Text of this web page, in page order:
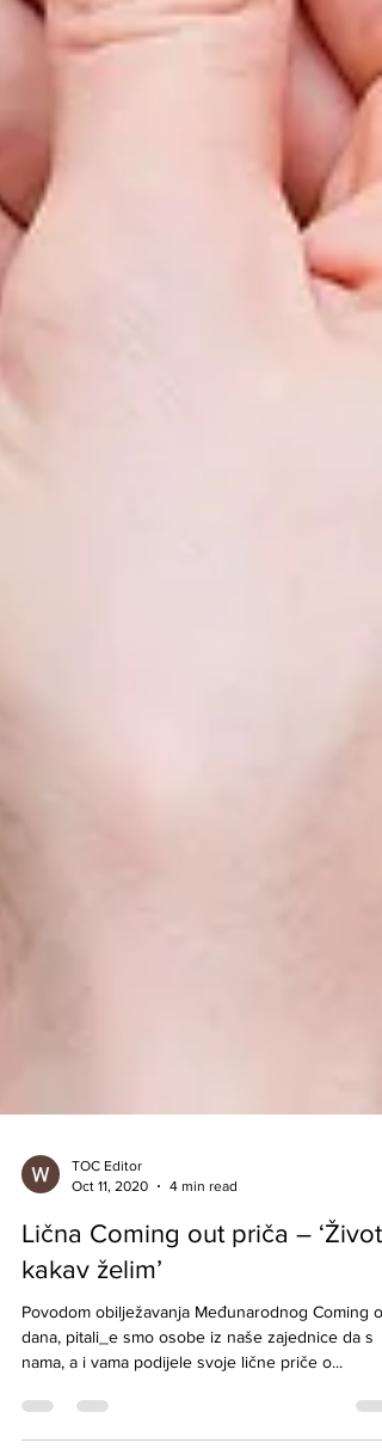
TOC Editor
Lična Coming out priča – ‘Život
kakav želim’
Povodom obilježavanja Međunarodnog Coming
dana, pitali_e smo osobe iz naše zajednice da s